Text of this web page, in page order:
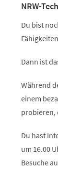
NRW-
Du bist
Dann ist
Während
einem
probieren,
Du hast
um 16.00
Besuche